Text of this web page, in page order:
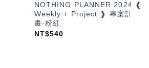
NOTHING PLANNER 2024 ❰
Weekly + Project ❱ 專案計
畫-粉紅
NT$540